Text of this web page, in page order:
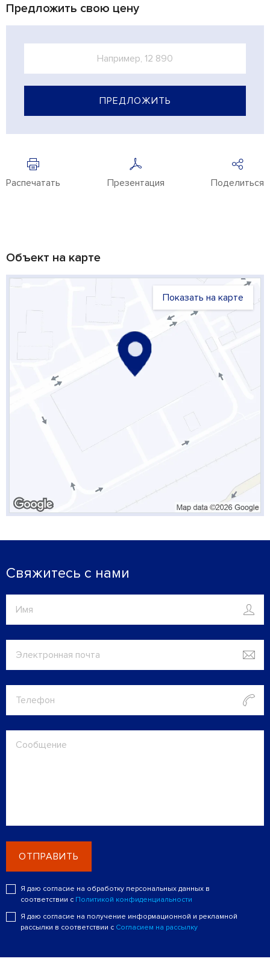
Предложить свою цену
ПРЕДЛОЖИТЬ
Распечатать Презентация Поделиться
Объект на карте
Показать на карте
Свяжитесь с нами
ОТПРАВИТЬ
Я даю согласие на обработку персональных данных в
соответствии с Политикой конфиденциальности
Я даю согласие на получение информационной и рекламной
рассылки в соответствии с Согласием на рассылку